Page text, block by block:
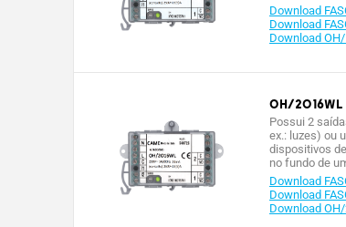
Download
Download
Download
OH/2O16WL
Possui 2
ex.: luzes) ou
dispositivos
no fundo de
Download
Download
Download